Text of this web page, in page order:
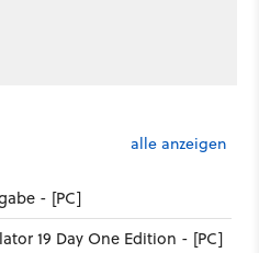
alle anzeigen
- [PC]
19 Day One Edition - [PC]